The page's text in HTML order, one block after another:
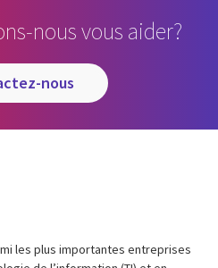
nous vous aider?
nous
les plus importantes entreprises